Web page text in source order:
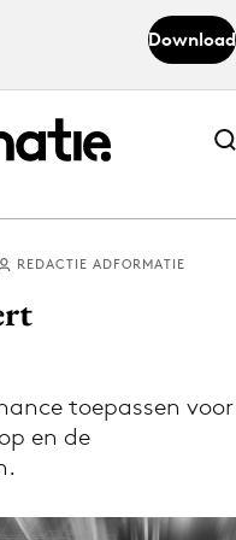
Download
Abonneer nu
Abonneer nu
de Adformatie
REDACTIE ADFORMATIE
toepassen voor
en de